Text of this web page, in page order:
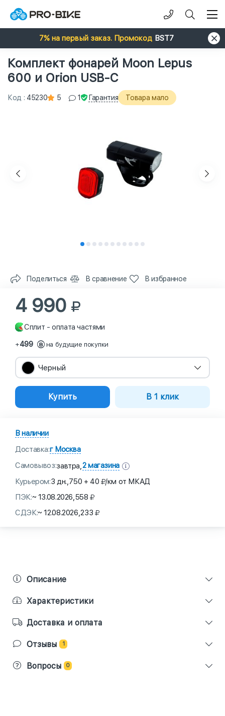
7% на первый заказ. Промокод BST7
Комплект фонарей Moon Lepus
600 и Orion USB-C
Код : 45230 5 1 Гарантия Товара мало
Поделиться В сравнение В избранное
4 990
Сплит - оплата частями
+499 на будущие покупки
Черный
Купить В 1 клик
В наличии
Доставка:г Москва
Самовывоз:завтра, 2 магазина
Курьером:3 дн.,750 + 40
/км от МКАД
ПЭК:~ 13.08.2026,558
СДЭК:~ 12.08.2026,233
Описание
Характеристики
Доставка и оплата
Отзывы 1
Вопросы 0